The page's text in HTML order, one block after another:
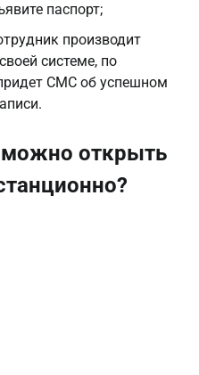
паспорт;
производит
системе, по
СМС об успешном
можно открыть